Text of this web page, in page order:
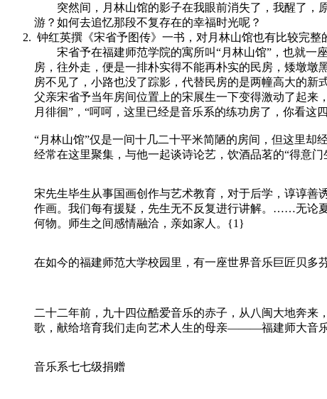
突然间，月林山馆的影子在我眼前消失了，我醒了，原
游？如何去追忆那段不复存在的幸福时光呢？
钟红英撰《宋省予图传》一书，对月林山馆也有比较完整
宋省予在福建师范学院的寓所叫“月林山馆”，也就一
房，往外走，便是一排朴实得不能再朴实的民房，矮墩
房不见了，小路也没了踪影，代替民房的是两幢高大的新
父亲宋省予当年房间位置上的宋展生一下变得激动了起来
月徘徊”，“呵呵，这里已经是音乐系的练功房了，你看这
“月林山馆”仅是一间十几二十平米简陋的房间，但这里
经常在这里聚集，与他一起谈诗论艺，饮酒品茗的“得意
宋先生毕生从事国画创作与艺术教育，对于后学，谆谆
作画。我们每有援疑，先生无不反复进行讲解。……无论
何物。师生之间感情融洽，亲如家人。{1}
在如今的福建师范大学校园里，有一座世界音乐巨匠贝多
二十二年前，九十四位酷爱音乐的赤子，从八闽大地奔
歌，献给培育我们走向艺术人生的母亲———福建师大音乐
音乐系七七级捐赠